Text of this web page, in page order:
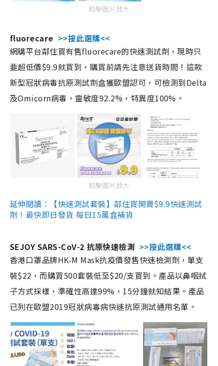
點擊圖片放大
fluorecare >>按此選購<<
網購平台鄰住買有售fluorecare的快速測試劑，現時只
要超低價$9.9就買到，購買前請先注意送貨時間！這款
新型冠狀病毒抗原測試劑盒獲歐盟認可，可檢測到Delta
及Omicorn病毒，靈敏度92.2%，特異度100%。
點擊圖片放大
延伸閱讀：【快速測試套裝】鄰住買開賣$9.9快速測試
劑！最快即日發貨 每日15萬盒補貨
SEJOY SARS-CoV-2 抗原快速檢測 >>按此選購<<
香港口罩品牌HK-M Mask抗疫價發售快速檢測劑，單支
裝$22，而購買500套裝低至$20/支買到。產品以鼻咽拭
子方式採樣，準確性高達99%，15分鐘就知結果。產品
已列在歐盟2019冠狀病毒病快速抗原測試通用名單。